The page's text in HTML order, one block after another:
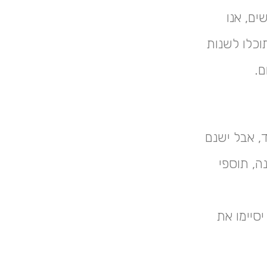
אנו
לשנות
אבל ישנם
תוספי
את